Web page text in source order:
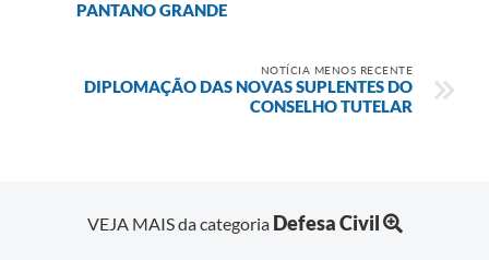
PANTANO GRANDE
NOTÍCIA MENOS RECENTE
DIPLOMAÇÃO DAS NOVAS SUPLENTES DO
CONSELHO TUTELAR
VEJA MAIS da categoria Defesa Civil